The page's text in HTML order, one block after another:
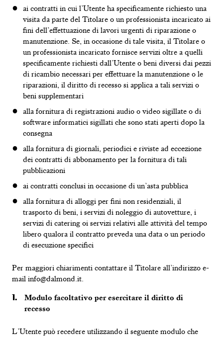
PRODOTTI SU MISURA
ai contratti in cui l’Utente ha specificamente richiesto una
visita da parte del Titolare o un professionista incaricato ai
fini dell’effettuazione di lavori urgenti di riparazione o
manutenzione. Se, in occasione di tale visita, il Titolare o
un professionista incaricato fornisce servizi oltre a quelli
specificamente richiesti dall’Utente o beni diversi dai pezzi
di ricambio necessari per effettuare la manutenzione o le
riparazioni, il diritto di recesso si applica a tali servizi o
beni supplementari
alla fornitura di registrazioni audio o video sigillate o di
software informatici sigillati che sono stati aperti dopo la
consegna
alla fornitura di giornali, periodici e riviste ad eccezione
dei contratti di abbonamento per la fornitura di tali
pubblicazioni
ai contratti conclusi in occasione di un’asta pubblica
alla fornitura di alloggi per fini non residenziali, il
trasporto di beni, i servizi di noleggio di autovetture, i
servizi di catering oi servizi relativi alle attività del tempo
libero qualora il contratto preveda una data o un periodo
di esecuzione specifici
Per maggiori chiarimenti contattare il Titolare all’indirizzo e-
mail info@dalmond.it.
Modulo facoltativo per esercitare il diritto di
recesso
L’Utente può recedere utilizzando il seguente modulo che